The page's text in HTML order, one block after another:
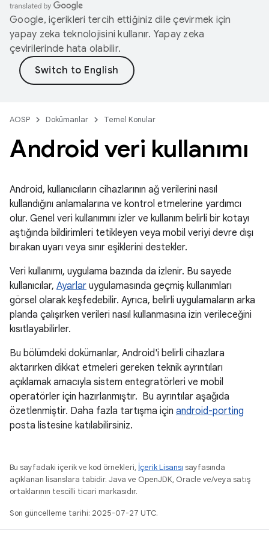
Google, içerikleri tercih ettiğiniz dile çevirmek için
yapay zeka teknolojisini kullanır. Yapay zeka
çevirilerinde hata olabilir.
AOSP Dokümanlar Temel Konular
Android veri kullanımı
Android, kullanıcıların cihazlarının ağ verilerini nasıl
kullandığını anlamalarına ve kontrol etmelerine yardımcı
olur. Genel veri kullanımını izler ve kullanım belirli bir kotayı
aştığında bildirimleri tetikleyen veya mobil veriyi devre dışı
bırakan uyarı veya sınır eşiklerini destekler.
Veri kullanımı, uygulama bazında da izlenir. Bu sayede
kullanıcılar, Ayarlar uygulamasında geçmiş kullanımları
görsel olarak keşfedebilir. Ayrıca, belirli uygulamaların arka
planda çalışırken verileri nasıl kullanmasına izin verileceğini
kısıtlayabilirler.
Bu bölümdeki dokümanlar, Android'i belirli cihazlara
aktarırken dikkat etmeleri gereken teknik ayrıntıları
açıklamak amacıyla sistem entegratörleri ve mobil
operatörler için hazırlanmıştır. Bu ayrıntılar aşağıda
özetlenmiştir. Daha fazla tartışma için android-porting
posta listesine katılabilirsiniz.
Bu sayfadaki içerik ve kod örnekleri, İçerik Lisansı sayfasında
açıklanan lisanslara tabidir. Java ve OpenJDK, Oracle ve/veya satış
ortaklarının tescilli ticari markasıdır.
Son güncelleme tarihi: 2025-07-27 UTC.